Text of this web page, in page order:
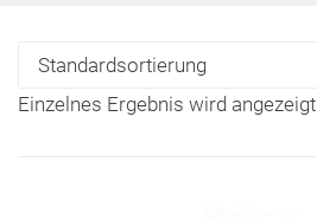
Einzelnes Ergebnis wird angezeigt